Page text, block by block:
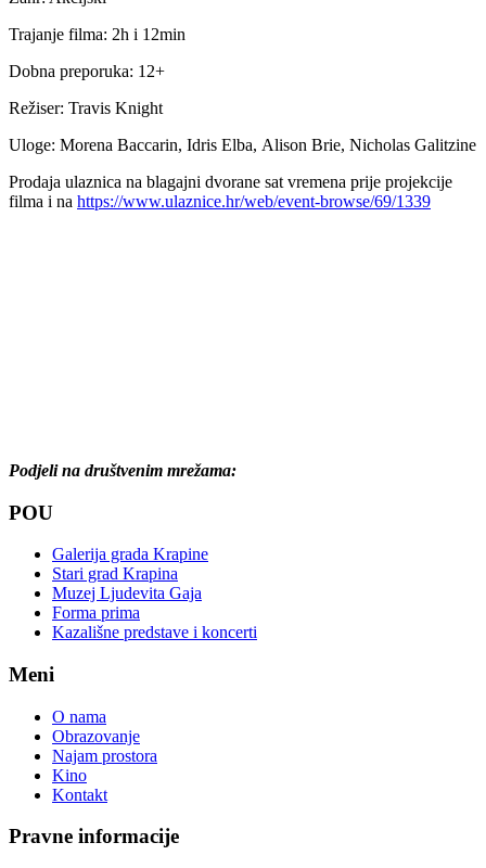
Trajanje filma: 2h i 12min
Dobna preporuka: 12+
Režiser: Travis Knight
Uloge: Morena Baccarin, Idris Elba, Alison Brie, Nicholas Galitzine
Prodaja ulaznica na blagajni dvorane sat vremena prije projekcije
filma i na https://www.ulaznice.hr/web/event-browse/69/1339
Podjeli na društvenim mrežama:
POU
Galerija grada Krapine
Stari grad Krapina
Muzej Ljudevita Gaja
Forma prima
Kazališne predstave i koncerti
Meni
O nama
Obrazovanje
Najam prostora
Kino
Kontakt
Pravne informacije